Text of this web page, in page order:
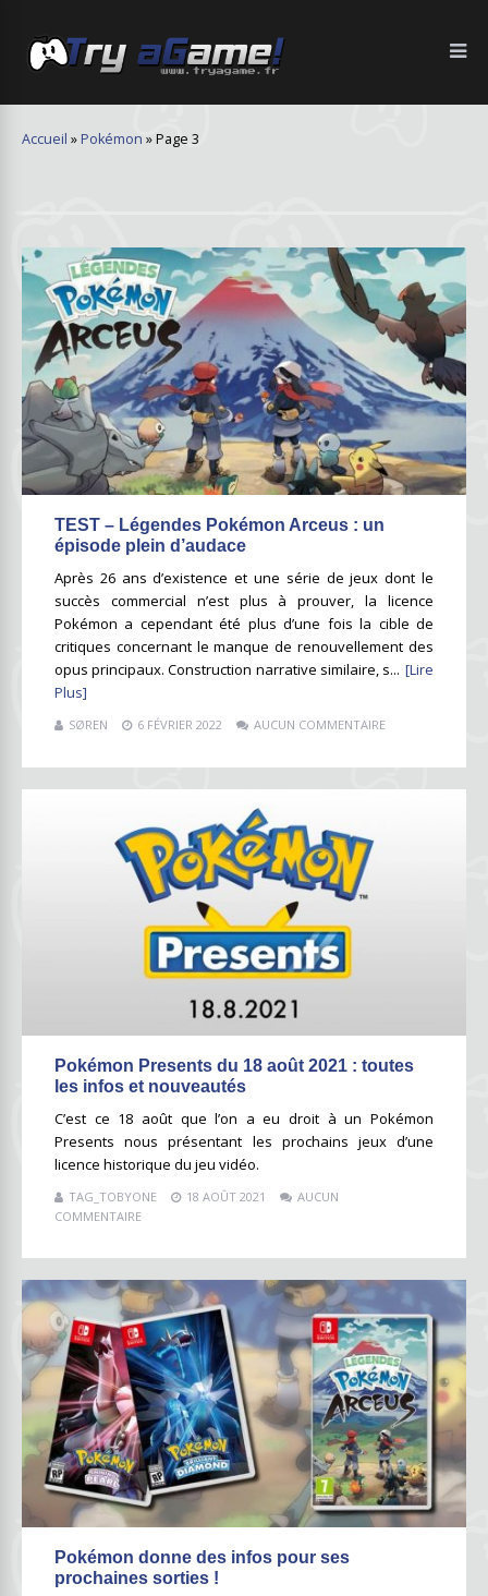
Accueil » Pokémon »Page 3
TEST – Légendes Pokémon Arceus : un
épisode plein d’audace
Après 26 ans d’existence et une série de jeux dont le
succès commercial n’est plus à prouver, la licence
Pokémon a cependant été plus d’une fois la cible de
critiques concernant le manque de renouvellement des
opus principaux. Construction narrative similaire, s... [Lire
Plus]
SØREN 6 FÉVRIER 2022 AUCUN COMMENTAIRE
Pokémon Presents du 18 août 2021 : toutes
les infos et nouveautés
C’est ce 18 août que l’on a eu droit à un Pokémon
Presents nous présentant les prochains jeux d’une
licence historique du jeu vidéo.
TAG_TOBYONE 18 AOÛT 2021
AUCUN
COMMENTAIRE
Pokémon donne des infos pour ses
prochaines sorties !